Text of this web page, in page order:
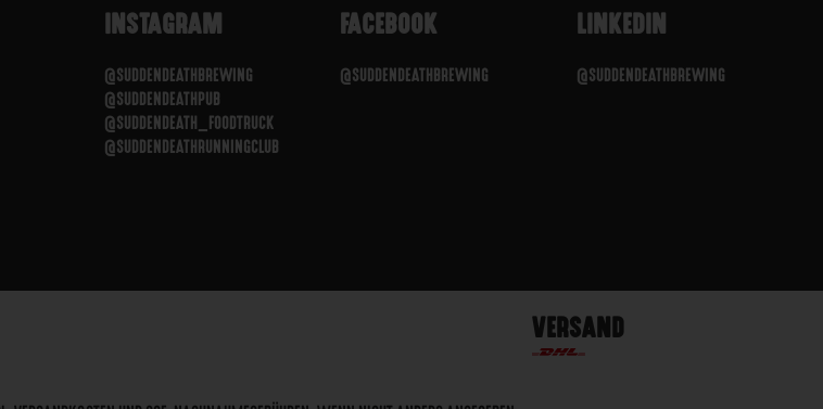
INSTAGRAM
@SUDDENDEATHBREWING
@SUDDENDEATHPUB
@SUDDENDEATH_FOODTRUCK
@SUDDENDEATHRUNNINGCLUB
FACEBOOK
@SUDDENDEATHBREWING
LINKEDIN
@SUDDENDEATHBREWING
VERSAND